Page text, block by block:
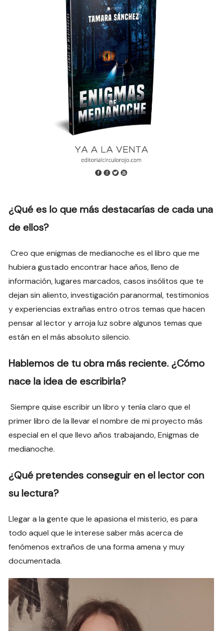
¿Qué es lo que más destacarías de cada una
de ellos?
Creo que enigmas de medianoche es el libro que me
hubiera gustado encontrar hace años, lleno de
información, lugares marcados, casos insólitos que te
dejan sin aliento, investigación paranormal, testimonios
y experiencias extrañas entro otros temas que hacen
pensar al lector y arroja luz sobre algunos temas que
están en el más absoluto silencio.
Hablemos de tu obra más reciente. ¿Cómo
nace la idea de escribirla?
Siempre quise escribir un libro y tenía claro que el
primer libro de la llevar el nombre de mi proyecto más
especial en el que llevo años trabajando, Enigmas de
medianoche.
¿Qué pretendes conseguir en el lector con
su lectura?
Llegar a la gente que le apasiona el misterio, es para
todo aquel que le interese saber más acerca de
fenómenos extraños de una forma amena y muy
documentada.